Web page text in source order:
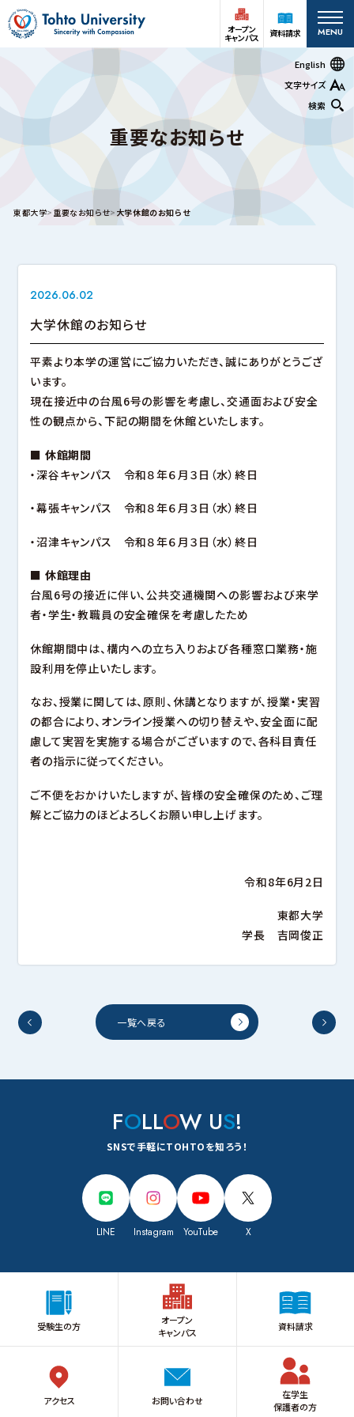
English
文字サイズ
検索
オープン
キャンパス 資料請求
アクセス お問い合わせ
保護者の方
大学案内
大学ガイド
東都大学の取り組み
キャンパスマップ・アクセス
深谷キャンパス
深谷キャンパスTOP
ヒューマンケア学部 看護学科
管理栄養学部 管理栄養学科
キャンパスライフ
就職
地域貢献・研究活動
幕張キャンパス
幕張キャンパスTOP
幕張ヒューマンケア学部 看護学科
幕張ヒューマンケア学部 理学療法学科
幕張ヒューマンケア学部 健康科学科
キャンパスライフ
就職
図書館
沼津キャンパス
沼津ヒューマンケア学部 看護学科
キャンパスライフ
就職
音声ブラウザへの対応関連リンク教職員
MENU
東都大学 重要なお知らせ 大学休館のお知らせ
重要なお知らせ
2026.06.02
大学休館のお知らせ
平素より本学の運営にご協力いただき、誠にありがとうござ
います。
現在接近中の台風6号の影響を考慮し、交通面および安全
性の観点から、下記の期間を休館といたします。
■ 休館期間
・深谷キャンパス 令和８年６月３日（水）終日
・幕張キャンパス 令和８年６月３日（水）終日
・沼津キャンパス 令和８年６月３日（水）終日
■ 休館理由
台風6号の接近に伴い、公共交通機関への影響および来学
者・学生・教職員の安全確保を考慮したため
休館期間中は、構内への立ち入りおよび各種窓口業務・施
設利用を停止いたします。
なお、授業に関しては、原則、休講となりますが、授業・実習
の都合により、オンライン授業への切り替えや、安全面に配
慮して実習を実施する場合がございますので、各科目責任
者の指示に従ってください。
ご不便をおかけいたしますが、皆様の安全確保のため、ご理
解とご協力のほどよろしくお願い申し上げます。
令和8年6月2日
東都大学
学長 吉岡俊正
一覧へ戻る
FOLLOW US!
SNSで手軽にTOHTOを知ろう！
LINE Instagram YouTube X
受験生の方
オープン
キャンパス
資料請求
アクセス お問い合わせ
在学生
保護者の方